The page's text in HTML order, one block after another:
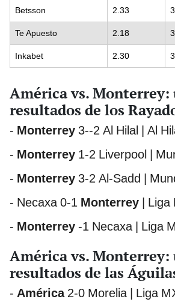
Betsson 2.33
Te Apuesto 2.18
Inkabet 2.30
América vs.
resultados de los
- Monterrey 3--2 Al Hilal | Al
- Monterrey 1-2 Liverpool |
- Monterrey 3-2 Al-Sadd |
- Necaxa 0-1 Monterrey | Liga
- Monterrey -1 Necaxa | Liga
América vs.
resultados de las
- América2-0 Morelia | Liga